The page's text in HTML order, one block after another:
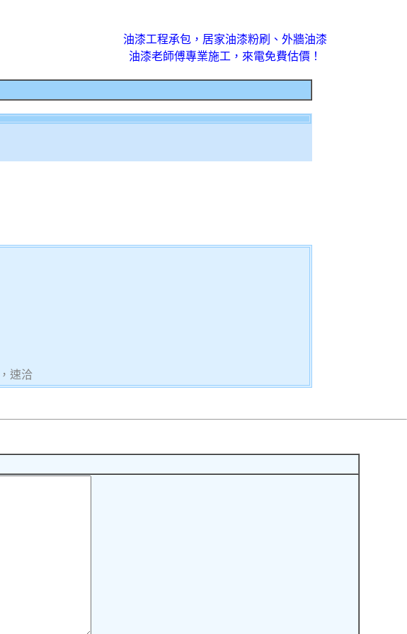
油漆工程承包，居家油漆粉刷、外牆油漆
油漆老師傅專業施工，來電免費估價！
速洽